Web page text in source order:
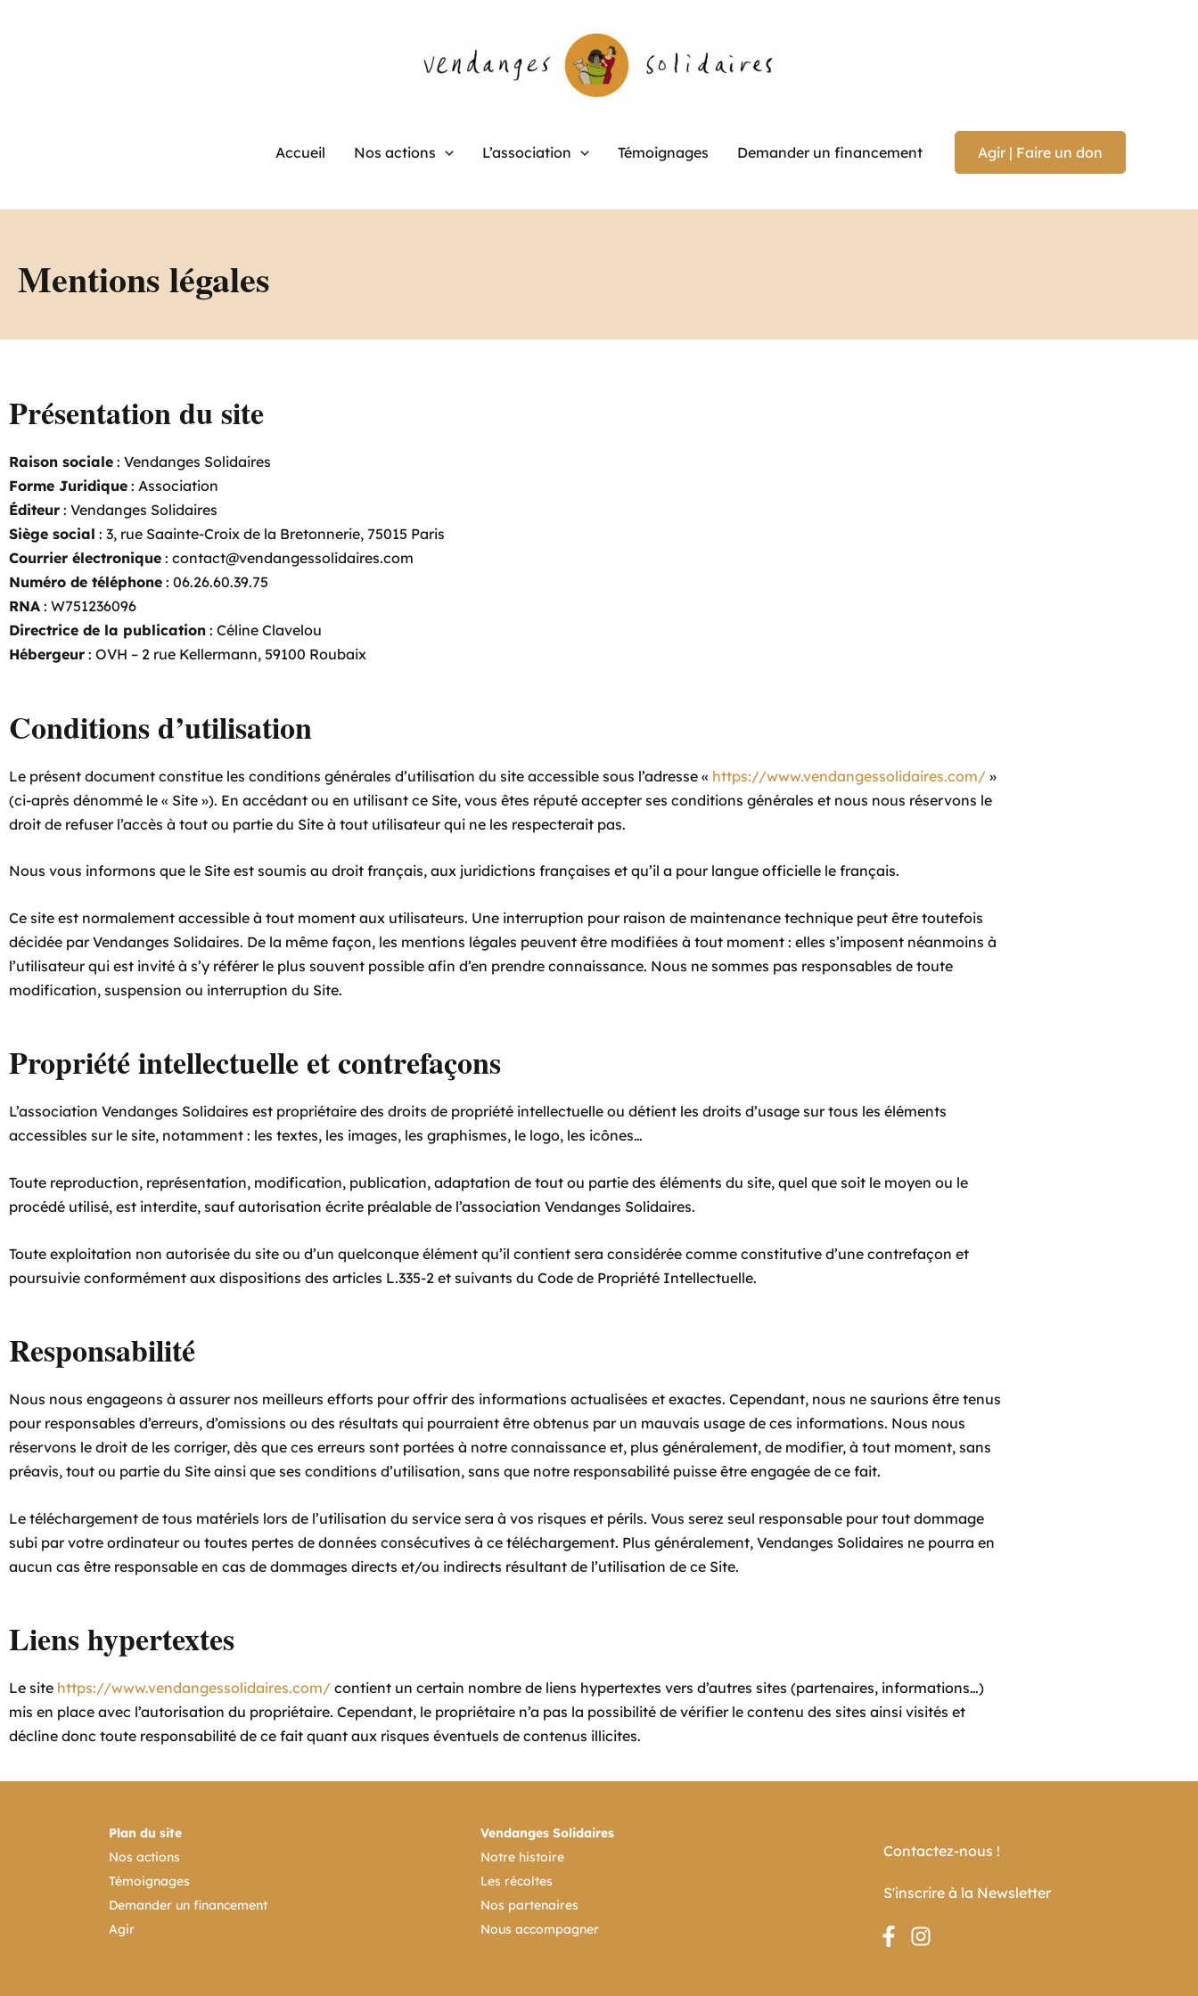
Accueil Nos actions L’association Témoignages Demander un financement Agir | Faire un don
Mentions légales
Présentation du site
Raison sociale : Vendanges Solidaires
Forme Juridique : Association
Éditeur : Vendanges Solidaires
Siège social : 3, rue Saainte-Croix de la Bretonnerie, 75015 Paris
Courrier électronique : contact@vendangessolidaires.com
Numéro de téléphone : 06.26.60.39.75
RNA : W751236096
Directrice de la publication : Céline Clavelou
Hébergeur : OVH – 2 rue Kellermann, 59100 Roubaix
Conditions d’utilisation
Le présent document constitue les conditions générales d’utilisation du site accessible sous l’adresse « https://www.vendangessolidaires.com/ »
(ci-après dénommé le « Site »). En accédant ou en utilisant ce Site, vous êtes réputé accepter ses conditions générales et nous nous réservons le
droit de refuser l’accès à tout ou partie du Site à tout utilisateur qui ne les respecterait pas.
Nous vous informons que le Site est soumis au droit français, aux juridictions françaises et qu’il a pour langue officielle le français.
Ce site est normalement accessible à tout moment aux utilisateurs. Une interruption pour raison de maintenance technique peut être toutefois
décidée par Vendanges Solidaires. De la même façon, les mentions légales peuvent être modifiées à tout moment : elles s’imposent néanmoins à
l’utilisateur qui est invité à s’y référer le plus souvent possible afin d’en prendre connaissance. Nous ne sommes pas responsables de toute
modification, suspension ou interruption du Site.
Propriété intellectuelle et contrefaçons
L’association Vendanges Solidaires est propriétaire des droits de propriété intellectuelle ou détient les droits d’usage sur tous les éléments
accessibles sur le site, notamment : les textes, les images, les graphismes, le logo, les icônes…
Toute reproduction, représentation, modification, publication, adaptation de tout ou partie des éléments du site, quel que soit le moyen ou le
procédé utilisé, est interdite, sauf autorisation écrite préalable de l’association Vendanges Solidaires.
Toute exploitation non autorisée du site ou d’un quelconque élément qu’il contient sera considérée comme constitutive d’une contrefaçon et
poursuivie conformément aux dispositions des articles L.335-2 et suivants du Code de Propriété Intellectuelle.
Responsabilité
Nous nous engageons à assurer nos meilleurs efforts pour offrir des informations actualisées et exactes. Cependant, nous ne saurions être tenus
pour responsables d’erreurs, d’omissions ou des résultats qui pourraient être obtenus par un mauvais usage de ces informations. Nous nous
réservons le droit de les corriger, dès que ces erreurs sont portées à notre connaissance et, plus généralement, de modifier, à tout moment, sans
préavis, tout ou partie du Site ainsi que ses conditions d’utilisation, sans que notre responsabilité puisse être engagée de ce fait.
Le téléchargement de tous matériels lors de l’utilisation du service sera à vos risques et périls. Vous serez seul responsable pour tout dommage
subi par votre ordinateur ou toutes pertes de données consécutives à ce téléchargement. Plus généralement, Vendanges Solidaires ne pourra en
aucun cas être responsable en cas de dommages directs et/ou indirects résultant de l’utilisation de ce Site.
Liens hypertextes
Le site https://www.vendangessolidaires.com/ contient un certain nombre de liens hypertextes vers d’autres sites (partenaires, informations…)
mis en place avec l’autorisation du propriétaire. Cependant, le propriétaire n’a pas la possibilité de vérifier le contenu des sites ainsi visités et
décline donc toute responsabilité de ce fait quant aux risques éventuels de contenus illicites.
Plan du site
Nos actions
Témoignages
Demander un financement
Agir
Vendanges Solidaires
Notre histoire
Les récoltes
Nos partenaires
Nous accompagner
Contactez-nous !
S'inscrire à la Newsletter